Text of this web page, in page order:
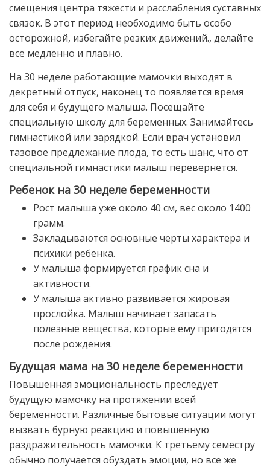
смещения центра тяжести и расслабления суставных
связок. В этот период необходимо быть особо
осторожной, избегайте резких движений., делайте
все медленно и плавно.
На 30 неделе работающие мамочки выходят в
декретный отпуск, наконец то появляется время
для себя и будущего малыша. Посещайте
специальную школу для беременных. Занимайтесь
гимнастикой или зарядкой. Если врач установил
тазовое предлежание плода, то есть шанс, что от
специальной гимнастики малыш перевернется.
Ребенок на 30 неделе беременности
Рост малыша уже около 40 см, вес около 1400
грамм.
Закладываются основные черты характера и
психики ребенка.
У малыша формируется график сна и
активности.
У малыша активно развивается жировая
прослойка. Малыш начинает запасать
полезные вещества, которые ему пригодятся
после рождения.
Будущая мама на 30 неделе беременности
Повышенная эмоциональность преследует
будущую мамочку на протяжении всей
беременности. Различные бытовые ситуации могут
вызвать бурную реакцию и повышенную
раздражительность мамочки. К третьему семестру
обычно получается обуздать эмоции, но все же